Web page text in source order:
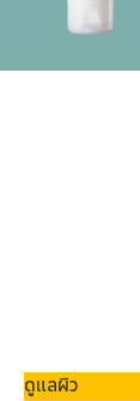
ดูแลผิว